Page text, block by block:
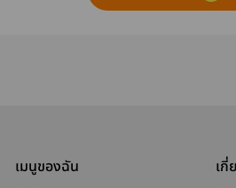
เมนูของฉัน เกี่